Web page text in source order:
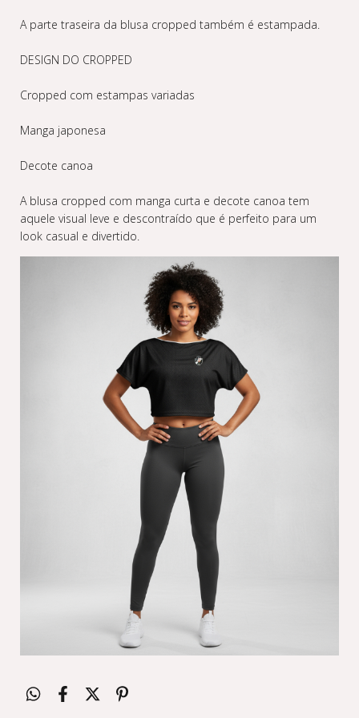
A parte traseira da blusa cropped também é estampada.
DESIGN DO CROPPED
Cropped com estampas variadas
Manga japonesa
Decote canoa
A blusa cropped com manga curta e decote canoa tem
aquele visual leve e descontraído que é perfeito para um
look casual e divertido.